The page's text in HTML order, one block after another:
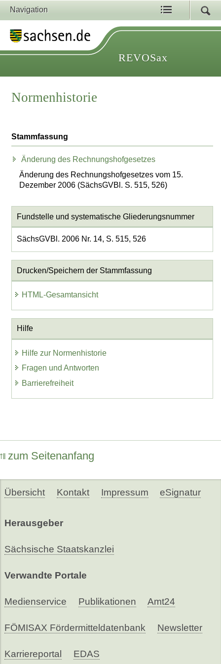
Navigation
REVOSax
Normenhistorie
Stammfassung
Änderung des Rechnungshofgesetzes
Änderung des Rechnungshofgesetzes vom 15.
Dezember 2006 (SächsGVBl. S. 515, 526)
Fundstelle und systematische Gliederungsnummer
SächsGVBl. 2006 Nr. 14, S. 515, 526
Drucken/Speichern der Stammfassung
HTML-Gesamtansicht
Hilfe
Hilfe zur Normenhistorie
Fragen und Antworten
Barrierefreiheit
zum Seitenanfang
Übersicht Kontakt Impressum eSignatur
Herausgeber
Sächsische Staatskanzlei
Verwandte Portale
Medienservice Publikationen Amt24
FÖMISAX Fördermitteldatenbank Newsletter
Karriereportal EDAS